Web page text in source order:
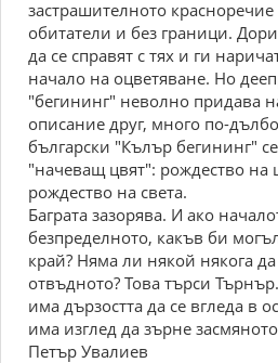
застрашителното
обитатели и без граници.
да се справят с тях и ги
начало на оцветяване. Но
"бегининг" неволно придава
описание друг, много по-
български "Кълър бегининг"
"начеващ цвят": рождество на
рождество на света.
Баграта зазорява. И ако
безпределното, какъв би
край? Няма ли някой някога
отвъдното? Това търси
има дързостта да се вгледа в
има изглед да зърне
Петър Увалиев